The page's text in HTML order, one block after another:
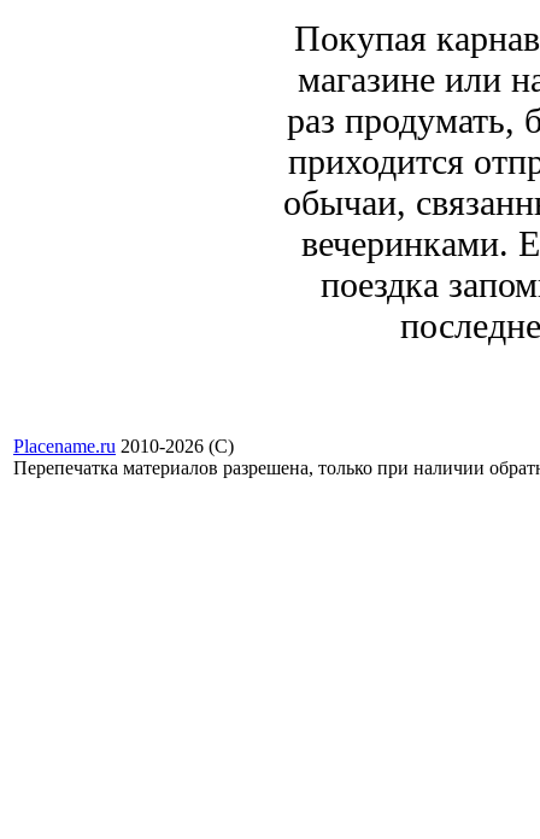
Покупая
магазине или
раз продумать,
приходится
обычаи,
вечеринками.
поездка
Placename.ru 2010-2026 (С)
Перепечатка материалов разрешена, только при наличии